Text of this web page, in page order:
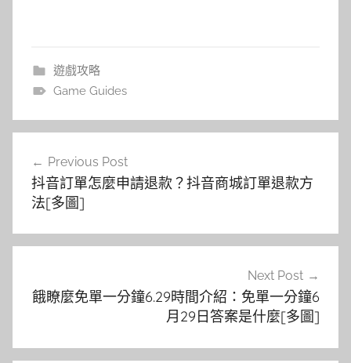
遊戲攻略
Game Guides
章
覽
Previous Post
抖音訂單怎麼申請退款？抖音商城訂單退款方
法[多圖]
Next Post
餓瞭麼免單一分鐘6.29時間介紹：免單一分鐘6
月29日答案是什麼[多圖]